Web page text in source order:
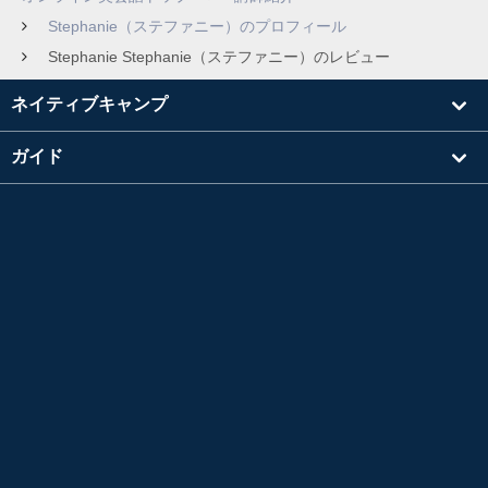
Stephanie（ステファニー）のプロフィール
Stephanie Stephanie（ステファニー）のレビュー
ネイティブキャンプ
ガイド